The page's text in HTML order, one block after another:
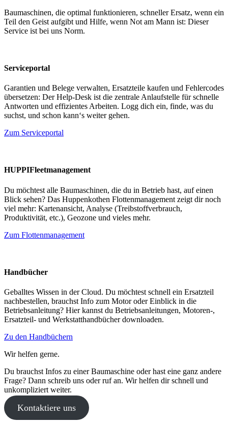
Baumaschinen, die optimal funktionieren, schneller Ersatz, wenn ein
Teil den Geist aufgibt und Hilfe, wenn Not am Mann ist: Dieser
Service ist bei uns Norm.
Serviceportal
Garantien und Belege verwalten, Ersatzteile kaufen und Fehlercodes
übersetzen: Der Help-Desk ist die zentrale Anlaufstelle für schnelle
Antworten und effizientes Arbeiten. Logg dich ein, finde, was du
suchst, und schon kann‘s weiter gehen.
Zum Serviceportal
HUPPIFleetmanagement
Du möchtest alle Baumaschinen, die du in Betrieb hast, auf einen
Blick sehen? Das Huppenkothen Flottenmanagement zeigt dir noch
viel mehr: Kartenansicht, Analyse (Treibstoffverbrauch,
Produktivität, etc.), Geozone und vieles mehr.
Zum Flottenmanagement
Handbücher
Geballtes Wissen in der Cloud. Du möchtest schnell ein Ersatzteil
nachbestellen, brauchst Info zum Motor oder Einblick in die
Betriebsanleitung? Hier kannst du Betriebsanleitungen, Motoren-,
Ersatzteil- und Werkstatthandbücher downloaden.
Zu den Handbüchern
Wir helfen gerne.
Du brauchst Infos zu einer Baumaschine oder hast eine ganz andere
Frage? Dann schreib uns oder ruf an. Wir helfen dir schnell und
unkompliziert weiter.
Kontaktiere uns